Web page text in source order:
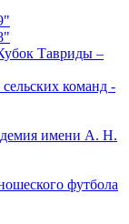
Тавриды –
команд -
имени А. Н.
футбола